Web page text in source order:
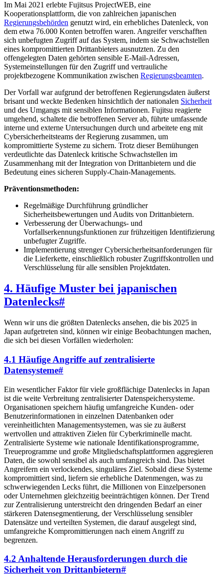
Im Mai 2021 erlebte Fujitsus ProjectWEB, eine
Kooperationsplattform, die von zahlreichen japanischen
Regierungsbehörden genutzt wird, ein erhebliches Datenleck, von
dem etwa 76.000 Konten betroffen waren. Angreifer verschafften
sich unbefugten Zugriff auf das System, indem sie Schwachstellen
eines kompromittierten Drittanbieters ausnutzten. Zu den
offengelegten Daten gehörten sensible E-Mail-Adressen,
Systemeinstellungen für den Zugriff und vertrauliche
projektbezogene Kommunikation zwischen Regierungsbeamten.
Der Vorfall war aufgrund der betroffenen Regierungsdaten äußerst
brisant und weckte Bedenken hinsichtlich der nationalen Sicherheit
und des Umgangs mit sensiblen Informationen. Fujitsu reagierte
umgehend, schaltete die betroffenen Server ab, führte umfassende
interne und externe Untersuchungen durch und arbeitete eng mit
Cybersicherheitsteams der Regierung zusammen, um
kompromittierte Systeme zu sichern. Trotz dieser Bemühungen
verdeutlichte das Datenleck kritische Schwachstellen im
Zusammenhang mit der Integration von Drittanbietern und die
Bedeutung eines sicheren Supply-Chain-Managements.
Präventionsmethoden:
Regelmäßige Durchführung gründlicher
Sicherheitsbewertungen und Audits von Drittanbietern.
Verbesserung der Überwachungs- und
Vorfallserkennungsfunktionen zur frühzeitigen Identifizierung
unbefugter Zugriffe.
Implementierung strenger Cybersicherheitsanforderungen für
die Lieferkette, einschließlich robuster Zugriffskontrollen und
Verschlüsselung für alle sensiblen Projektdaten.
4. Häufige Muster bei japanischen
Datenlecks#
Wenn wir uns die größten Datenlecks ansehen, die bis 2025 in
Japan aufgetreten sind, können wir einige Beobachtungen machen,
die sich bei diesen Vorfällen wiederholen:
4.1 Häufige Angriffe auf zentralisierte
Datensysteme#
Ein wesentlicher Faktor für viele großflächige Datenlecks in Japan
ist die weite Verbreitung zentralisierter Datenspeichersysteme.
Organisationen speichern häufig umfangreiche Kunden- oder
Benutzerinformationen in einzelnen Datenbanken oder
vereinheitlichten Managementsystemen, was sie zu äußerst
wertvollen und attraktiven Zielen für Cyberkriminelle macht.
Zentralisierte Systeme wie nationale Identifikationsprogramme,
Treueprogramme und große Mitgliedschaftsplattformen aggregieren
Daten, die sowohl sensibel als auch umfangreich sind. Das bietet
Angreifern ein verlockendes, singuläres Ziel. Sobald diese Systeme
kompromittiert sind, liefern sie erhebliche Datenmengen, was zu
schwerwiegenden Lecks führt, die Millionen von Einzelpersonen
oder Unternehmen gleichzeitig beeinträchtigen können. Der Trend
zur Zentralisierung unterstreicht den dringenden Bedarf an einer
stärkeren Datensegmentierung, der Verschlüsselung sensibler
Datensätze und verteilten Systemen, die darauf ausgelegt sind,
umfangreiche Kompromittierungen nach einem Angriff zu
begrenzen.
4.2 Anhaltende Herausforderungen durch die
Sicherheit von Drittanbietern#